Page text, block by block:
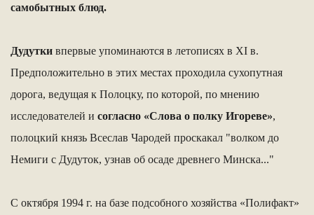
самобытных блюд.
Дудутки впервые упоминаются в летописях в XI в.
Предположительно в этих местах проходила сухопутная
дорога, ведущая к Полоцку, по которой, по мнению
исследователей и согласно «Слова о полку Игореве»,
полоцкий князь Всеслав Чародей проскакал "волком до
Немиги с Дудуток, узнав об осаде древнего Минска..."
С октября 1994 г. на базе подсобного хозяйства «Полифакт»